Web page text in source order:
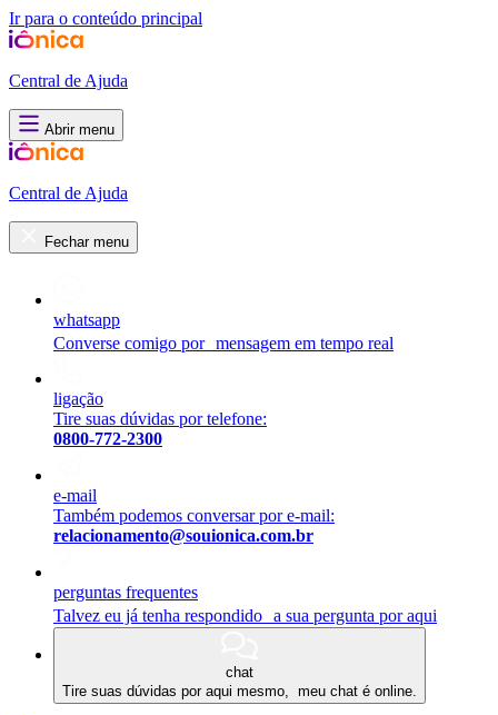
Ir para o conteúdo principal
Central de Ajuda
Abrir menu
Central de Ajuda
Fechar menu
whatsapp
Converse comigo por mensagem em tempo real
ligação
Tire suas dúvidas por telefone:
0800-772-2300
e-mail
Também podemos conversar por e-mail:
relacionamento@souionica.com.br
perguntas frequentes
Talvez eu já tenha respondido a sua pergunta por aqui
chat
Tire suas dúvidas por aqui mesmo, meu chat é online.